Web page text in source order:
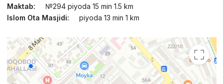
Maktab:
№294 piyoda 15 min 1.5 km
Islom Ota Masjidi:
piyoda 13 min 1 km